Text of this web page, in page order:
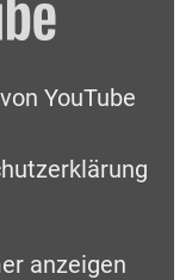
YouTube
anzeigen